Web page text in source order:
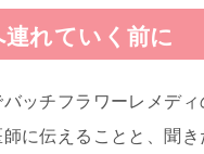
れていく前に
ッチフラワーレメデ
に伝えることと、聞き